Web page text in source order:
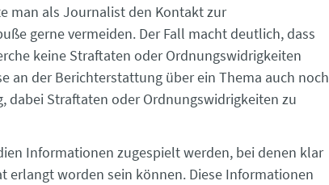
man als Journalist den Kontakt zur
gerne vermeiden. Der Fall macht deutlich, dass
keine Straftaten oder Ordnungswidrigkeiten
an der Berichterstattung über ein Thema auch noch
dabei Straftaten oder Ordnungswidrigkeiten zu
Informationen zugespielt werden, bei denen klar
erlangt worden sein können. Diese Informationen